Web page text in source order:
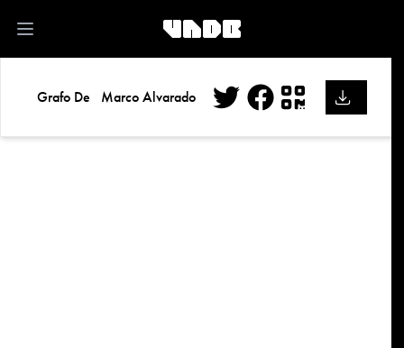
Open main menu
Grafo De Marco Alvarado
Facebook